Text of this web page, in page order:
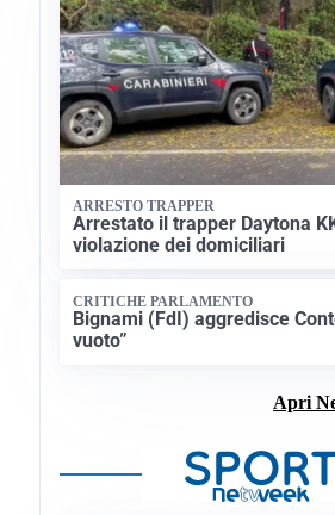
ARRESTO TRAPPER
Arrestato il trapper Daytona
violazione dei domiciliari
CRITICHE PARLAMENTO
Bignami (FdI) aggredisce
vuoto”
Apri